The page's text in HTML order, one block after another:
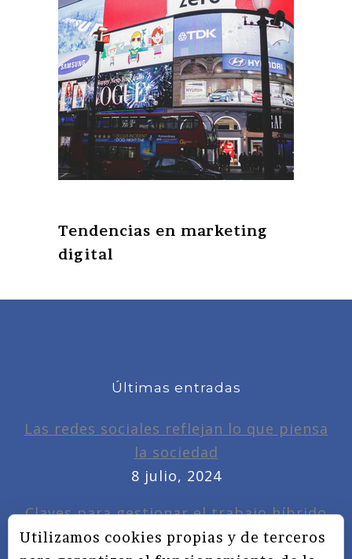
Tendencias en marketing
digital
Últimas entradas
Las redes sociales reflejan lo que piensa
la sociedad
8 julio, 2024
Claves para gestionar el trabajo híbrido
7 noviembre, 2022
Utilizamos cookies propias y de terceros